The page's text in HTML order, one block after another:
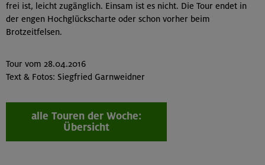
frei ist, leicht zugänglich. Einsam ist es nicht. Die Tour endet in
der engen Hochglückscharte oder schon vorher beim
Brotzeitfelsen.
Tour vom 28.04.2016
Text & Fotos: Siegfried Garnweidner
alle Touren der Woche:
Übersicht